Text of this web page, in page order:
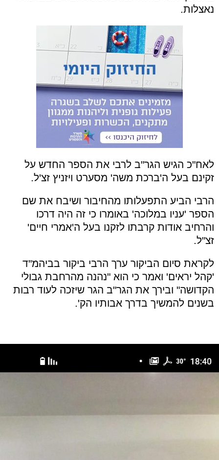
נאצלות.
לאח"כ הגיש הגר"ב לרבי את הספר החדש על
זקינם בעל ה'ברכת משה' מסערט ויזניץ זצ'ל.
הרבי הביע התפעלותו מהחיבור ושיבח את שם
הספר 'עניו במלוכה' באומרו כי זה היה דרכו
והרחיב אודות קרבתו לזקנו בעל ה'אמרי חיים'
זצ"ל.
לקראת סיום הביקור ערך הרבי ביקור בביהמ"ד
'קהל יראים' ואמר כי הוא "נהנה מהרחבת גבולי
הקדושה" ובירך את הגר"ב הגר שיזכה לעוד רבות
בשנים להמשיך בדרך אבותיו הק'.